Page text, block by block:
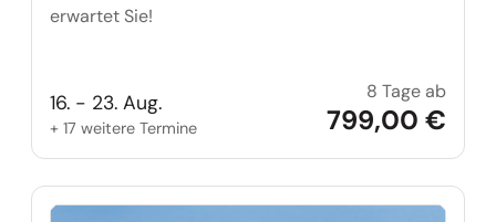
erwartet Sie!
16. - 23. Aug.
+ 17 weitere Termine
8 Tage ab
799,00 €